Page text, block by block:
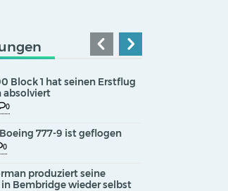
Block 1 hat seinen Erstflug
absolviert
0
777-9 ist geflogen
0
produziert seine
in Bembridge wieder selbst